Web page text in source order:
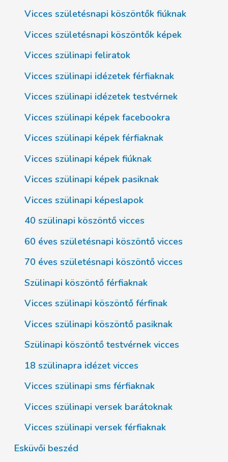
Vicces születésnapi köszöntők fiúknak
Vicces születésnapi köszöntők képek
Vicces szülinapi feliratok
Vicces szülinapi idézetek férfiaknak
Vicces szülinapi idézetek testvérnek
Vicces szülinapi képek facebookra
Vicces szülinapi képek férfiaknak
Vicces szülinapi képek fiúknak
Vicces szülinapi képek pasiknak
Vicces szülinapi képeslapok
40 szülinapi köszöntő vicces
60 éves születésnapi köszöntő vicces
70 éves születésnapi köszöntő vicces
Szülinapi köszöntő férfiaknak
Vicces szülinapi köszöntő férfinak
Vicces szülinapi köszöntő pasiknak
Szülinapi köszöntő testvérnek vicces
18 szülinapra idézet vicces
Vicces szülinapi sms férfiaknak
Vicces szülinapi versek barátoknak
Vicces szülinapi versek férfiaknak
Esküvői beszéd